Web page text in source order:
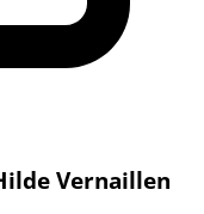
Vernaillen